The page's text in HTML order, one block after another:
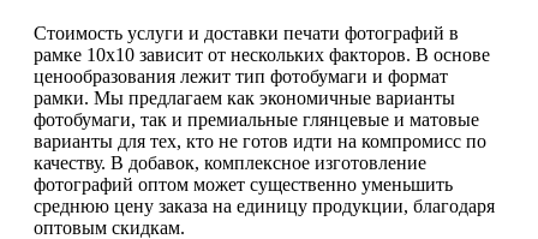
Стоимость услуги и доставки печати фотографий в
рамке 10х10 зависит от нескольких факторов. В основе
ценообразования лежит тип фотобумаги и формат
рамки. Мы предлагаем как экономичные варианты
фотобумаги, так и премиальные глянцевые и матовые
варианты для тех, кто не готов идти на компромисс по
качеству. В добавок, комплексное изготовление
фотографий оптом может существенно уменьшить
среднюю цену заказа на единицу продукции, благодаря
оптовым скидкам.